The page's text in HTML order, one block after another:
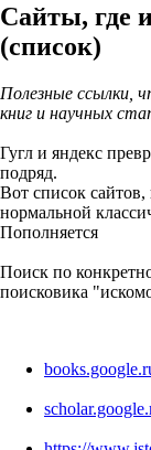
Сайты, где
(список)
Полезные ссылки,
книг и научных
Гугл и яндекс
подряд.
Вот список
нормальной
Пополняется
Поиск по
поисковика